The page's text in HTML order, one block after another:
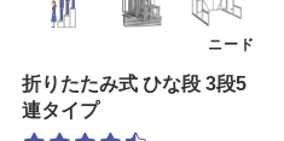
折りたたみ式 ひな段 3段5
連タイプ
ニード